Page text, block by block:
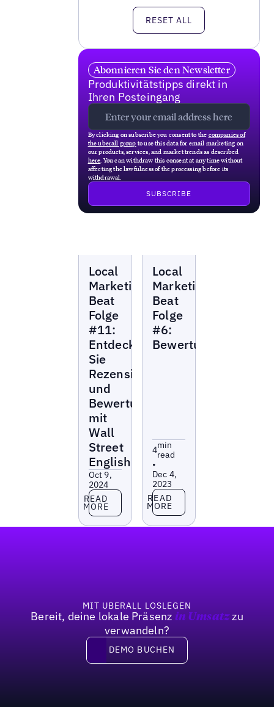
RESET ALL
Abonnieren Sie den Newsletter
Produktivitätstipps direkt in
Ihren Posteingang
By clicking on subscribe you consent to the companies of
the uberall group to use this data for email marketing on
our products, services, and market trends as described
here . You can withdraw this consent at any time without
affecting the lawfulness of the processing before its
withdrawal.
Marketing
Beat
Local
Marketing
Beat
Folge
#11:
Entdecken
Sie
Rezensionen
und
Bewertungen
mit
Wall
Street
English
Oct 9,
2024
Read more
READ
MORE
Marketing
Beat
Local
Marketing
Beat
Folge
#6:
4min
read
•
Dec 4,
2023
Read more
READ
MORE
MIT UBERALL LOSLEGEN
Bereit, deine lokale Präsenz in Umsatzzu
verwandeln?
DEMO BUCHEN
DEMO BUCHEN